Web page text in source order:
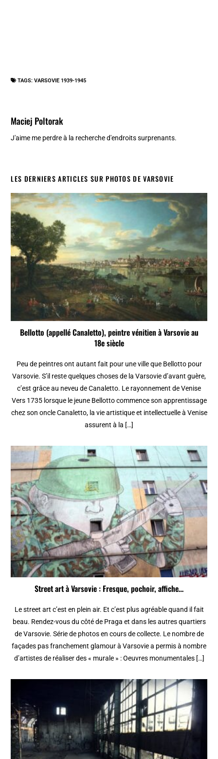
TAGS:VARSOVIE 1939-1945
Maciej Poltorak
J'aime me perdre à la recherche d'endroits surprenants.
LES DERNIERS ARTICLES SUR PHOTOS DE VARSOVIE
Bellotto (appellé Canaletto), peintre vénitien à Varsovie au
18e siècle
Peu de peintres ont autant fait pour une ville que Bellotto pour
Varsovie. S’il reste quelques choses de la Varsovie d’avant guère,
c’est grâce au neveu de Canaletto. Le rayonnement de Venise
Vers 1735 lorsque le jeune Bellotto commence son apprentissage
chez son oncle Canaletto, la vie artistique et intellectuelle à Venise
assurent à la […]
Street art à Varsovie : Fresque, pochoir, affiche…
Le street art c’est en plein air. Et c’est plus agréable quand il fait
beau. Rendez-vous du côté de Praga et dans les autres quartiers
de Varsovie. Série de photos en cours de collecte. Le nombre de
façades pas franchement glamour à Varsovie a permis à nombre
d’artistes de réaliser des « murale » : Oeuvres monumentales […]